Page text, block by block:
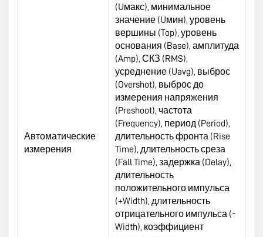
Автоматические
измерения
(Uмакс), минимальное
значение (Uмин), уровень
вершины (Top), уровень
основания (Base), амплитуда
(Amp), СКЗ (RMS),
усреднение (Uavg), выброс
(Overshot), выброс до
измерения напряжения
(Preshoot), частота
(Frequency), период (Period),
длительность фронта (Rise
Time), длительность среза
(Fall Time), задержка (Delay),
длительность
положительного импульса
(+Width), длительность
отрицательного импульса (-
Width), коэффициент